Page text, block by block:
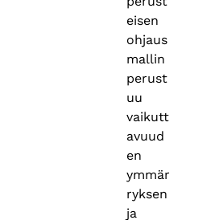
eisen
ohjaus
mallin
perust
uu
vaikutt
avuud
en
ymmär
ryksen
ja